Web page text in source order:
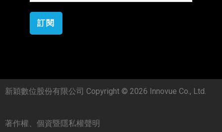
訂閱
新穎數位股份有限公司 Copyright © 2026 Innovue Co., Ltd.
著作權、個資暨隱私權聲明